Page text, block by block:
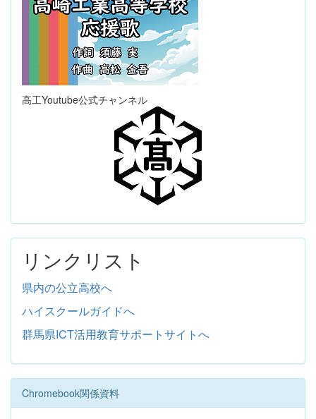
高工Youtube公式チャンネル
リンクリスト
県内の公立高校へ
ハイスクールガイドへ
群馬県ICT活用教育サポートサイトへ
Chromebook関係資料